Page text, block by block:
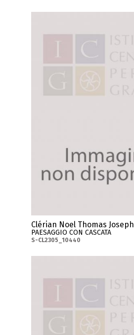
Clérian Noel Thomas Joseph
PAESAGGIO CON CASCATA
S-CL2305_10440